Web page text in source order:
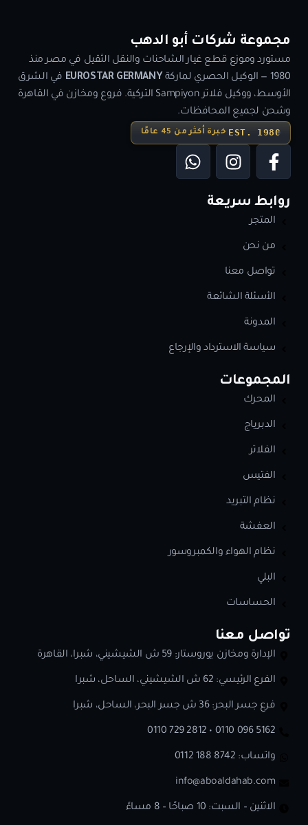
مجموعة شركات أبو الدهب
مستورد وموزع قطع غيار الشاحنات والنقل الثقيل في مصر منذ
1980 — الوكيل الحصري لماركة
EUROSTAR GERMANYفي الشرق
الأوسط، ووكيل فلاتر Sampiyon التركية. فروع ومخازن في القاهرة
وشحن لجميع المحافظات.
EST. 1980خبرة أكثر من 45 عامًا
روابط سريعة
المتجر
من نحن
تواصل معنا
الأسئلة الشائعة
المدونة
سياسة الاسترداد والإرجاع
المجموعات
المحرك
الدبرياج
الفلاتر
الفتيس
نظام التبريد
العفشة
نظام الهواء والكمبروسور
البلي
الحساسات
تواصل معنا
الإدارة ومخازن يوروستار: 59 ش الشيشيني، شبرا، القاهرة
الفرع الرئيسي: 62 ش الشيشيني، الساحل، شبرا
فرع جسر البحر: 36 ش جسر البحر، الساحل، شبرا
0110 729 2812 • 0110 096 5162
واتساب:0112 188 8742
info@aboaldahab.com
الاثنين – السبت: 10 صباحًا – 8 مساءً